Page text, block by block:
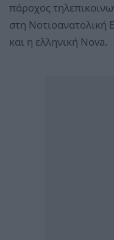
πάροχος
στη Νοτιοανατολική
και η ελληνική Nova.